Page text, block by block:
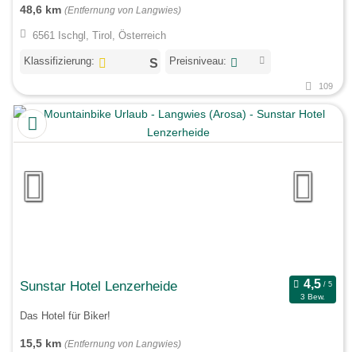
48,6 km (Entfernung von Langwies)
6561 Ischgl, Tirol, Österreich
Klassifizierung: Preisniveau:
109
Sunstar Hotel Lenzerheide
3 Bew.
Das Hotel für Biker!
15,5 km (Entfernung von Langwies)